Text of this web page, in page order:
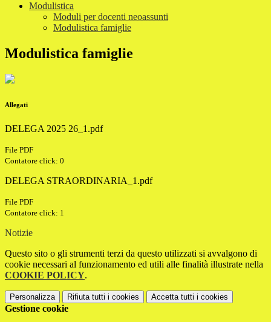
Modulistica
Moduli per docenti neoassunti
Modulistica famiglie
Modulistica famiglie
Allegati
DELEGA 2025 26_1.pdf
File PDF
Contatore click: 0
DELEGA STRAORDINARIA_1.pdf
File PDF
Contatore click: 1
Notizie
Questo sito o gli strumenti terzi da questo utilizzati si avvalgono di
cookie necessari al funzionamento ed utili alle finalità illustrate nella
COOKIE POLICY.
Personalizza Rifiuta tutti i cookies Accetta tutti i cookies
Gestione cookie